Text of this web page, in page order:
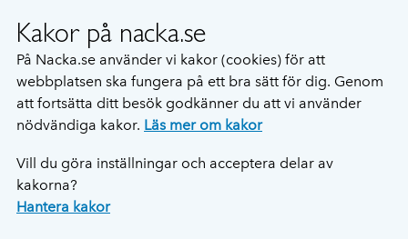
Kakor på nacka.se
På Nacka.se använder vi kakor (cookies) för att
webbplatsen ska fungera på ett bra sätt för dig. Genom
att fortsätta ditt besök godkänner du att vi använder
nödvändiga kakor. Läs mer om kakor
Vill du göra inställningar och acceptera delar av
kakorna?
Hantera kakor